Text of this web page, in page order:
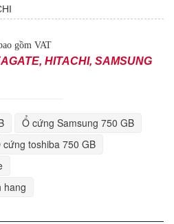
gồm VAT
HITACHI, SAMSUNG
Ổ cứng Samsung 750 GB
cứng toshiba 750 GB
hang